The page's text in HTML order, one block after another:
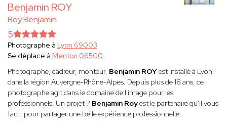
Benjamin ROY
Roy Benjamin
5
Photographe à Lyon 69003
Se déplace à Menton 06500
Photographe, cadreur, monteur, Benjamin ROYest installé à Lyon
dans la région Auvergne-Rhône-Alpes. Depuis plus de 18 ans, ce
photographe agit dans le domaine de l'image pour les
professionnels. Un projet ? Benjamin Royest le partenaire qu'il vous
faut, pour partager une belle expérience professionnelle.